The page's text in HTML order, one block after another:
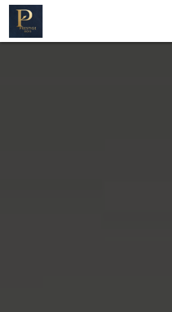
Panneau de gestion des cookies